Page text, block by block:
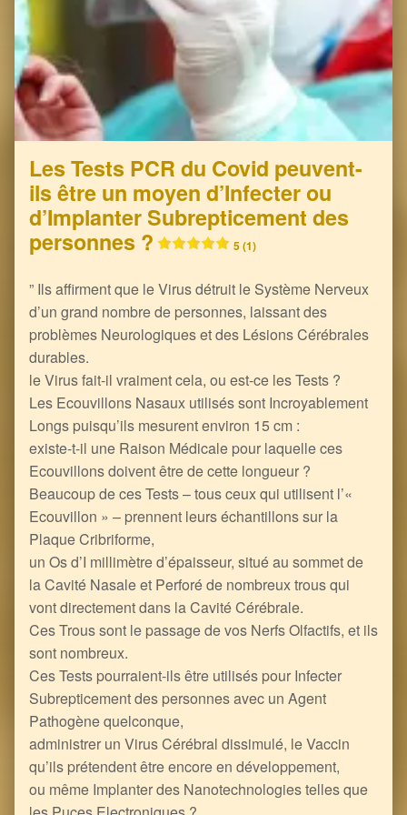
Les Tests PCR du Covid peuvent-
ils être un moyen d’Infecter ou
d’Implanter Subrepticement des
personnes ?
5 (1)
” Ils affirment que le Virus détruit le Système Nerveux
d’un grand nombre de personnes, laissant des
problèmes Neurologiques et des Lésions Cérébrales
durables.
le Virus fait-il vraiment cela, ou est-ce les Tests ?
Les Ecouvillons Nasaux utilisés sont Incroyablement
Longs puisqu’ils mesurent environ 15 cm :
existe-t-il une Raison Médicale pour laquelle ces
Ecouvillons doivent être de cette longueur ?
Beaucoup de ces Tests – tous ceux qui utilisent l’«
Ecouvillon » – prennent leurs échantillons sur la
Plaque Cribriforme,
un Os d’I millimètre d’épaisseur, situé au sommet de
la Cavité Nasale et Perforé de nombreux trous qui
vont directement dans la Cavité Cérébrale.
Ces Trous sont le passage de vos Nerfs Olfactifs, et ils
sont nombreux.
Ces Tests pourraient-ils être utilisés pour Infecter
Subrepticement des personnes avec un Agent
Pathogène quelconque,
administrer un Virus Cérébral dissimulé, le Vaccin
qu’ils prétendent être encore en développement,
ou même Implanter des Nanotechnologies telles que